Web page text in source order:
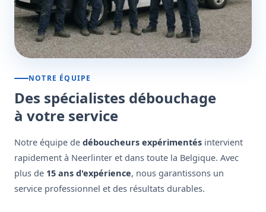
NOTRE ÉQUIPE
Des spécialistes débouchage
à votre service
Notre équipe de déboucheurs expérimentés intervient
rapidement à Neerlinter et dans toute la Belgique. Avec
plus de 15 ans d'expérience, nous garantissons un
service professionnel et des résultats durables.